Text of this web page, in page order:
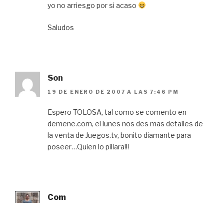
yo no arriesgo por si acaso
Saludos
Son
19 DE ENERO DE 2007 A LAS 7:46 PM
Espero TOLOSA, tal como se comento en
demene.com, el lunes nos des mas detalles de
la venta de Juegos.tv, bonito diamante para
poseer…Quien lo pillara!!!
Com